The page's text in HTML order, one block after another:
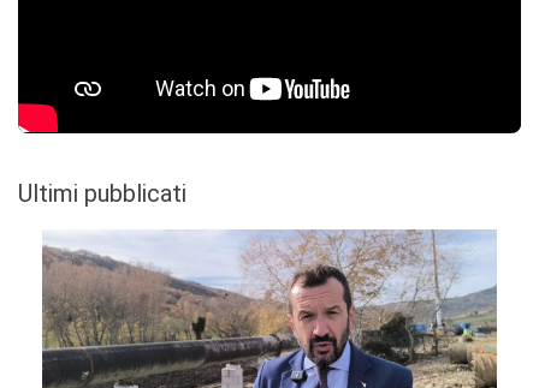
Ultimi pubblicati